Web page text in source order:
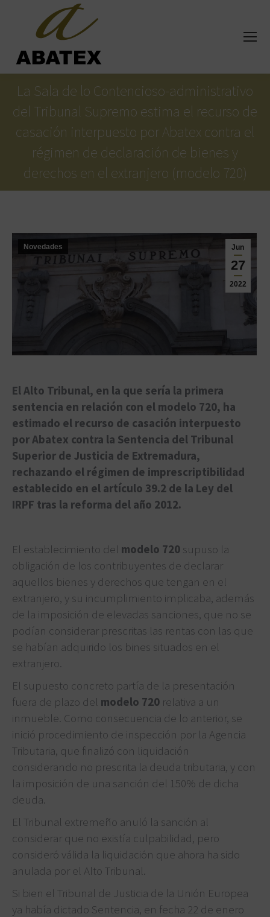
La Sala de lo Contencioso-administrativo
del Tribunal Supremo estima el recurso de
casación interpuesto por Abatex contra el
régimen de declaración de bienes y
derechos en el extranjero (modelo 720)
Estás aquí:
Jun
27
2022
Novedades
El Alto Tribunal, en la que sería la primera
sentencia en relación con el modelo 720, ha
estimado el recurso de casación interpuesto
por Abatex contra la Sentencia del Tribunal
Superior de Justicia de Extremadura,
rechazando el régimen de imprescriptibilidad
establecido en el artículo 39.2 de la Ley del
IRPF tras la reforma del año 2012.
El establecimiento del modelo 720 supuso la
obligación de los contribuyentes de declarar
aquellos bienes y derechos que tengan en el
extranjero, y su incumplimiento implicaba, además
de la imposición de elevadas sanciones, que no se
podían considerar prescritas las rentas con las que
se habían adquirido los bines situados en el
extranjero.
El supuesto concreto partía de la presentación
fuera de plazo del modelo 720 relativa a un
inmueble. Como consecuencia de lo anterior, se
inició procedimiento de inspección por la Agencia
Tributaria, que finalizó con liquidación
considerando no prescrita la deuda tributaria, y con
la imposición de una sanción del 150% de dicha
deuda.
El Tribunal extremeño anuló la sanción al
considerar que no existía culpabilidad, pero
consideró válida la liquidación que ahora ha sido
anulada por el Alto Tribunal.
Si bien el Tribunal de Justicia de la Unión Europea
ya había dictado Sentencia, en fecha 22 de enero